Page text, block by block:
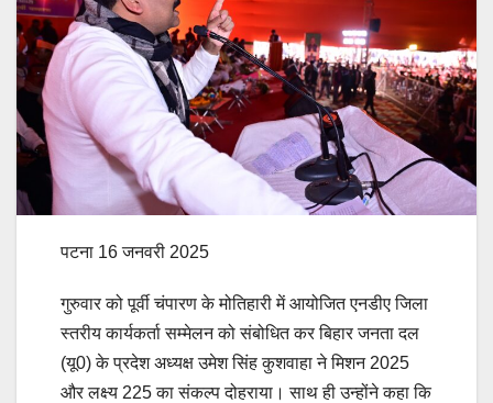
पटना 16 जनवरी 2025
गुरुवार को पूर्वी चंपारण के मोतिहारी में आयोजित एनडीए जिला
स्तरीय कार्यकर्ता सम्मेलन को संबोधित कर बिहार जनता दल
(यू0) के प्रदेश अध्यक्ष उमेश सिंह कुशवाहा ने मिशन 2025
और लक्ष्य 225 का संकल्प दोहराया। साथ ही उन्होंने कहा कि